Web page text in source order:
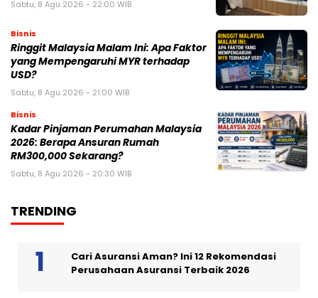
Sabtu, 8 Agu 2026 - 22:00 WIB
Bisnis
Ringgit Malaysia Malam Ini: Apa Faktor
yang Mempengaruhi MYR terhadap
USD?
Sabtu, 8 Agu 2026 - 21:00 WIB
Bisnis
Kadar Pinjaman Perumahan Malaysia
2026: Berapa Ansuran Rumah
RM300,000 Sekarang?
Sabtu, 8 Agu 2026 - 20:30 WIB
TRENDING
Cari Asuransi Aman? Ini 12 Rekomendasi
Perusahaan Asuransi Terbaik 2026